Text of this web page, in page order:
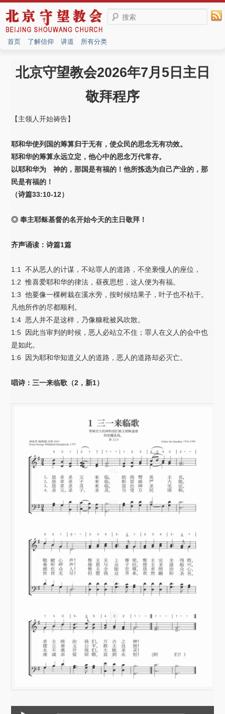
搜索
首页 了解信仰 讲道 所有分类
北京守望教会2026年7月5日主日
敬拜程序
【主领人开始祷告】
耶和华使列国的筹算归于无有，使众民的思念无有功效。
耶和华的筹算永远立定，他心中的思念万代常存。
以耶和华为 神的，那国是有福的！他所拣选为自己产业的，那
民是有福的！
（诗篇33:10-12）
◎ 奉主耶稣基督的名开始今天的主日敬拜！
齐声诵读：诗篇1篇
1:1 不从恶人的计谋，不站罪人的道路，不坐亵慢人的座位，
1:2 惟喜爱耶和华的律法，昼夜思想，这人便为有福。
1:3 他要像一棵树栽在溪水旁，按时候结果子，叶子也不枯干。
凡他所作的尽都顺利。
1:4 恶人并不是这样，乃像糠秕被风吹散。
1:5 因此当审判的时候，恶人必站立不住；罪人在义人的会中也
是如此。
1:6 因为耶和华知道义人的道路，恶人的道路却必灭亡。
唱诗：三一来临歌（2，新1）